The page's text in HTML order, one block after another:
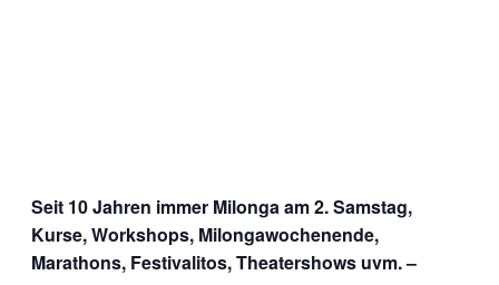
Seit 10 Jahren immer Milonga am 2. Samstag,
Kurse, Workshops, Milongawochenende,
Marathons, Festivalitos, Theatershows uvm. –